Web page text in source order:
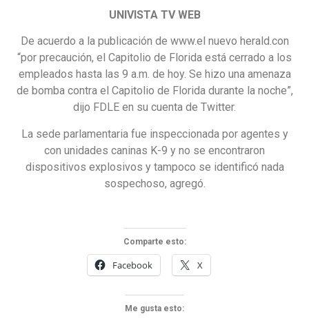
UNIVISTA TV WEB
De acuerdo a la publicación de www.el nuevo herald.con
“por precaución, el Capitolio de Florida está cerrado a los
empleados hasta las 9 a.m. de hoy. Se hizo una amenaza
de bomba contra el Capitolio de Florida durante la noche”,
dijo FDLE en su cuenta de Twitter.
La sede parlamentaria fue inspeccionada por agentes y
con unidades caninas K-9 y no se encontraron
dispositivos explosivos y tampoco se identificó nada
sospechoso, agregó.
Comparte esto:
Facebook X
Me gusta esto: